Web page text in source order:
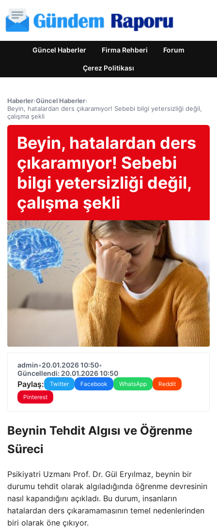
Güncel Haberler Firma Rehberi Forum
Çerez Politikası
Haberler›Güncel Haberler›
Beyin, hatalardan ders çıkaramıyor! Sebebi bilgi yetersizliği değil,
çalışma şekli
Beyin, hatalardan ders
çıkaramıyor! Sebebi
bilgi yetersizliği değil,
çalışma şekli
admin•20.01.2026 10:50•
Güncellendi: 20.01.2026 10:50
Paylaş: Twitter Facebook WhatsApp
Reddit
Pinterest
Beynin Tehdit Algısı ve Öğrenme
Süreci
Psikiyatri Uzmanı Prof. Dr. Gül Eryılmaz, beynin bir
durumu tehdit olarak algıladığında öğrenme devresinin
nasıl kapandığını açıkladı. Bu durum, insanların
hatalardan ders çıkaramamasının temel nedenlerinden
biri olarak öne çıkıyor.